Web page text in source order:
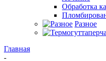
Обработка
Разное
Главная
-